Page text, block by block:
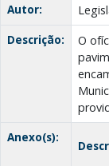
Autor:
Descrição:
O
Anexo(s):